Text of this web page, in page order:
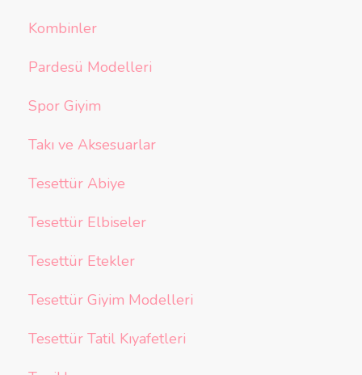
Kombinler
Pardesü Modelleri
Spor Giyim
Takı ve Aksesuarlar
Tesettür Abiye
Tesettür Elbiseler
Tesettür Etekler
Tesettür Giyim Modelleri
Tesettür Tatil Kıyafetleri